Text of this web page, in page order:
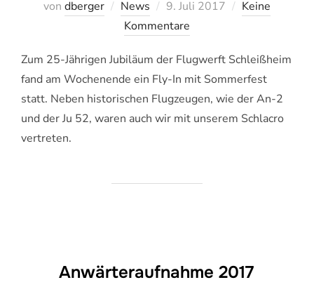
von dberger News
Veröffentlicht
am
9. Juli 2017
Keine
Kommentare
Zum 25-Jährigen Jubiläum der Flugwerft Schleißheim
fand am Wochenende ein Fly-In mit Sommerfest
statt. Neben historischen Flugzeugen, wie der An-2
und der Ju 52, waren auch wir mit unserem Schlacro
vertreten.
Anwärteraufnahme 2017